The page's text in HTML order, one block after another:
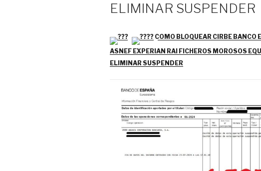
ELIMINAR SUSPENDER
COMO BLOQUEAR CIRBE BANCO
ASNEF EXPERIAN RAI FICHEROS MOROSOS
ELIMINAR SUSPENDER